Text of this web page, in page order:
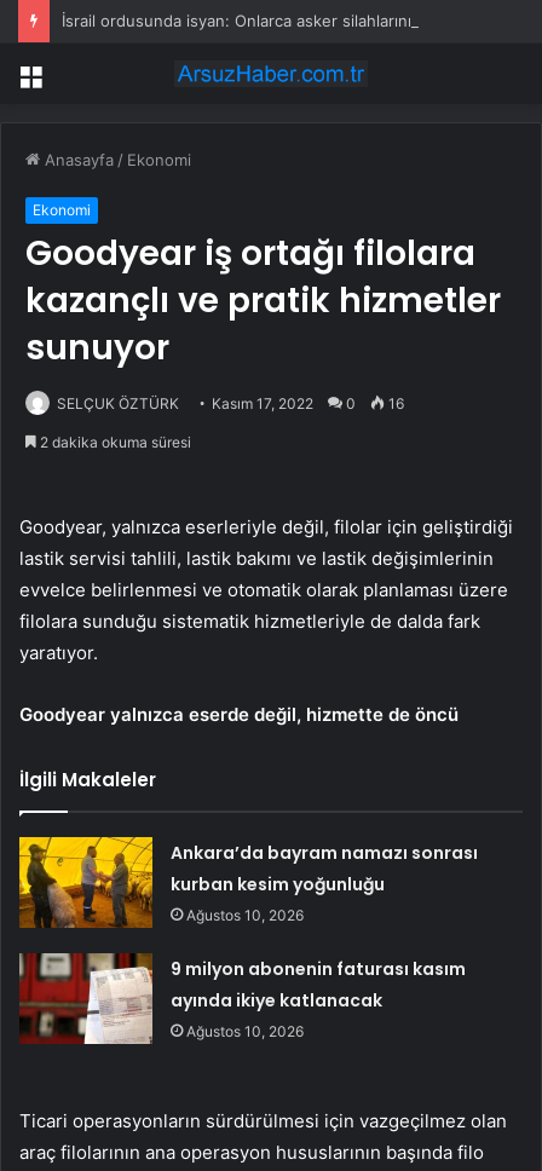
Menü
Anasayfa / Ekonomi
Ekonomi
Goodyear iş ortağı filolara
kazançlı ve pratik hizmetler
sunuyor
SELÇUK ÖZTÜRK Kasım 17, 2022 0 16
2 dakika okuma süresi
Goodyear, yalnızca eserleriyle değil, filolar için geliştirdiği
lastik servisi tahlili, lastik bakımı ve lastik değişimlerinin
evvelce belirlenmesi ve otomatik olarak planlaması üzere
filolara sunduğu sistematik hizmetleriyle de dalda fark
yaratıyor.
Goodyear yalnızca eserde değil, hizmette de öncü
İlgili Makaleler
Ankara’da bayram namazı sonrası
kurban kesim yoğunluğu
Ağustos 10, 2026
9 milyon abonenin faturası kasım
ayında ikiye katlanacak
Ağustos 10, 2026
Ticari operasyonların sürdürülmesi için vazgeçilmez olan
araç filolarının ana operasyon hususlarının başında filo